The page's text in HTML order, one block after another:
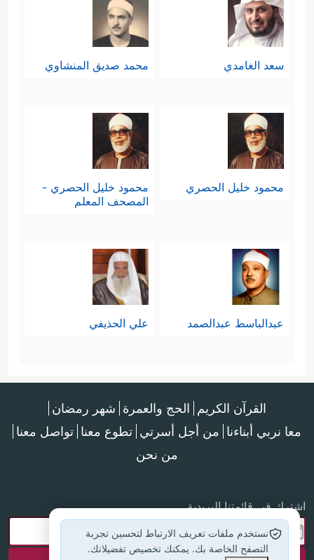
سعد الغامدي محمد صديق المنشاوي
محمود خليل الحصري
محمود خليل الحصري -
المصحف المعلم
عبدالباسط عبدالصمد علي الحذيفي
القرآن الكريم الحج والعمرة شهر رمضان
معا نربي أبناءنا من أجل أسرتي تطوع معنا تواصل معنا
من نحن
اشترك في قائمتنا البريدية
نستخدم ملفات تعريف الارتباط لتحسين تجربة
التصفح الخاصة بك. يمكنك تخصيص تفضيلاتك.